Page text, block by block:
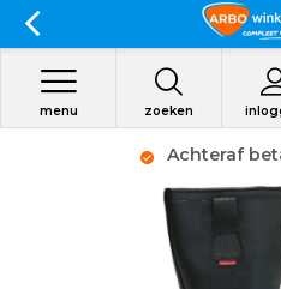
zoeken
menu
Achteraf